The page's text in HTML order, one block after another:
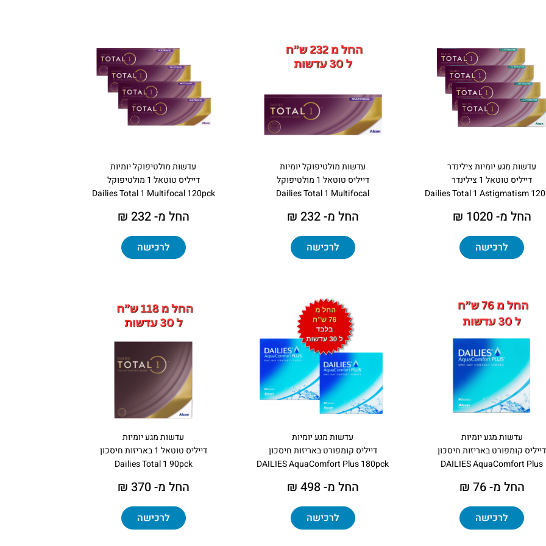
עדשות מגע יומיות צילינדר
דייליס טוטאל 1 צילינדר
Dailies Total 1 Astigmatism
החל מ- 1020 ₪
לרכישה
עדשות מולטיפוקל יומיות
דייליס טוטאל 1 מולטיפוקל
Dailies Total 1 Multifocal
החל מ- 232 ₪
לרכישה
עדשות מולטיפוקל יומיות
דייליס טוטאל 1 מולטיפוקל
Dailies Total 1 Multifocal 120pck
החל מ- 232 ₪
לרכישה
עדשות מגע יומיות
דייליס קומפורט באריזות חיסכון
DAILIES AquaComfort Plus
החל מ- 76 ₪
לרכישה
עדשות מגע יומיות
דייליס קומפורט באריזות חיסכון
DAILIES AquaComfort Plus 180pck
החל מ- 498 ₪
לרכישה
עדשות מגע יומיות
דייליס טוטאל 1 באריזות חיסכון
Dailies Total 1 90pck
החל מ- 370 ₪
לרכישה